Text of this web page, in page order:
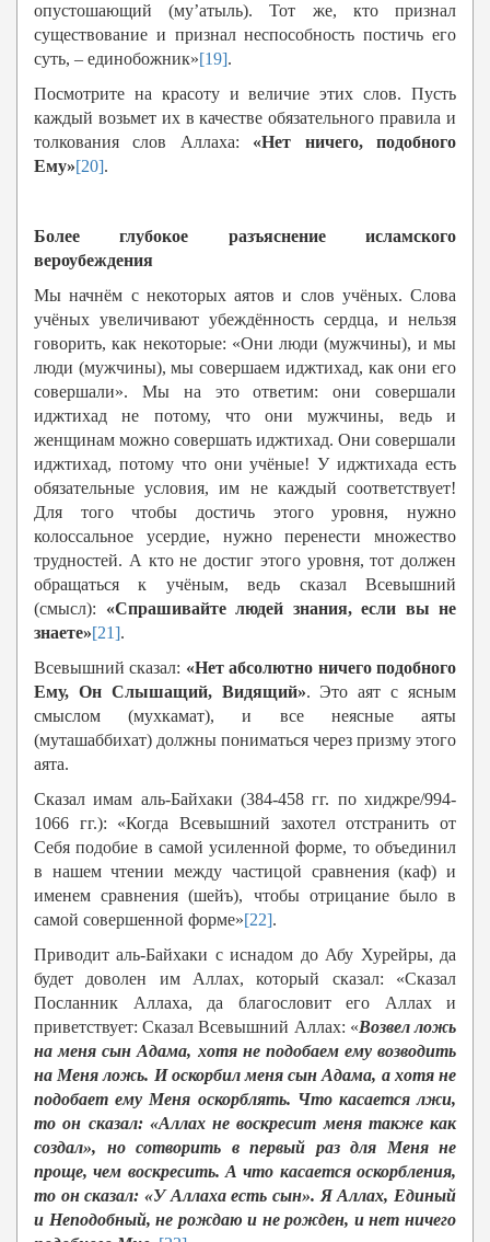
опустошающий (му’атыль). Тот же, кто признал
существование и признал неспособность постичь его
суть, – единобожник»[19].
Посмотрите на красоту и величие этих слов. Пусть
каждый возьмет их в качестве обязательного правила и
толкования слов Аллаха: «Нет ничего, подобного
Ему»[20].
Более глубокое разъяснение исламского
вероубеждения
Мы начнём с некоторых аятов и слов учёных. Слова
учёных увеличивают убеждённость сердца, и нельзя
говорить, как некоторые: «Они люди (мужчины), и мы
люди (мужчины), мы совершаем иджтихад, как они его
совершали». Мы на это ответим: они совершали
иджтихад не потому, что они мужчины, ведь и
женщинам можно совершать иджтихад. Они совершали
иджтихад, потому что они учёные! У иджтихада есть
обязательные условия, им не каждый соответствует!
Для того чтобы достичь этого уровня, нужно
колоссальное усердие, нужно перенести множество
трудностей. А кто не достиг этого уровня, тот должен
обращаться к учёным, ведь сказал Всевышний
(смысл): «Спрашивайте людей знания, если вы не
знаете»[21].
Всевышний сказал: «Нет абсолютно ничего подобного
Ему, Он Слышащий, Видящий». Это аят с ясным
смыслом (мухкамат), и все неясные аяты
(муташаббихат) должны пониматься через призму этого
аята.
Сказал имам аль-Байхаки (384-458 гг. по хиджре/994-
1066 гг.): «Когда Всевышний захотел отстранить от
Себя подобие в самой усиленной форме, то объединил
в нашем чтении между частицой сравнения (каф) и
именем сравнения (шейъ), чтобы отрицание было в
самой совершенной форме»[22].
Приводит аль-Байхаки с иснадом до Абу Хурейры, да
будет доволен им Аллах, который сказал: «Сказал
Посланник Аллаха, да благословит его Аллах и
приветствует: Сказал Всевышний Аллах: «Возвел ложь
на меня сын Адама, хотя не подобаем ему возводить
на Меня ложь. И оскорбил меня сын Адама, а хотя не
подобает ему Меня оскорблять. Что касается лжи,
то он сказал: «Аллах не воскресит меня также как
создал», но сотворить в первый раз для Меня не
проще, чем воскресить. А что касается оскорбления,
то он сказал: «У Аллаха есть сын». Я Аллах, Единый
и Неподобный, не рождаю и не рожден, и нет ничего